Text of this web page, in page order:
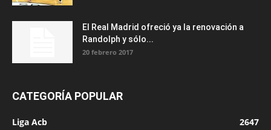
El Real Madrid ofreció ya la renovación a
Randolph y sólo...
20 febrero 2017
CATEGORÍA POPULAR
Liga Acb
2647